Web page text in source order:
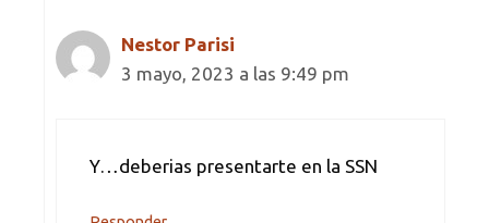
Nestor Parisi
3 mayo, 2023 a las 9:49 pm
Y…deberias presentarte en la SSN